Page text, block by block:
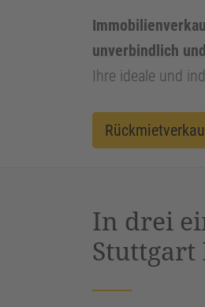
unverbindlich
Ihre ideale und
In drei
Stuttgart